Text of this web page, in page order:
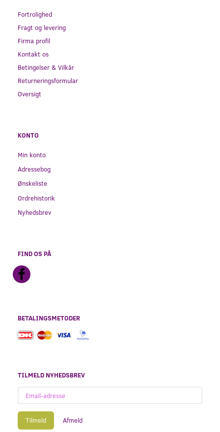
Fortrolighed
Fragt og levering
Firma profil
Kontakt os
Betingelser & Vilkår
Returneringsformular
Oversigt
KONTO
Min konto
Adressebog
Ønskeliste
Ordrehistorik
Nyhedsbrev
FIND OS PÅ
BETALINGSMETODER
TILMELD NYHEDSBREV
adresse
Tilmeld Afmeld